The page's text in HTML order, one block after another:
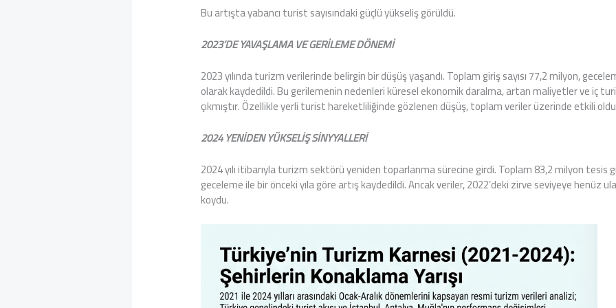
Bu artışta yabancı turist sayısındaki güçlü yükseliş görüldü.
2023’DE YAVAŞLAMA VE GERİLEME DÖNEMİ
2023 yılında turizm verilerinde belirgin bir düşüş yaşandı. Toplam giriş sayısı 77,2 milyon,
olarak kaydedildi. Bu gerilemenin nedenleri küresel ekonomik daralma, artan maliyetler ve iç
çıkmıştır. Özellikle yerli turist hareketliliğinde gözlenen düşüş, toplam veriler üzerinde etkili
2024 YENİDEN YÜKSELİŞ SİNYYALLERİ
2024 yılı itibarıyla turizm sektörü yeniden toparlanma sürecine girdi. Toplam 83,2 milyon tesis
geceleme ile bir önceki yıla göre artış kaydedildi. Ancak veriler, 2022’deki zirve seviyeye henüz
koydu.